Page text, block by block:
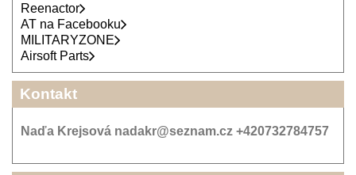
Reenactor
AT na Facebooku
MILITARYZONE
Airsoft Parts
Kontakt
Naďa Krejsová nadakr@seznam.cz +420732784757